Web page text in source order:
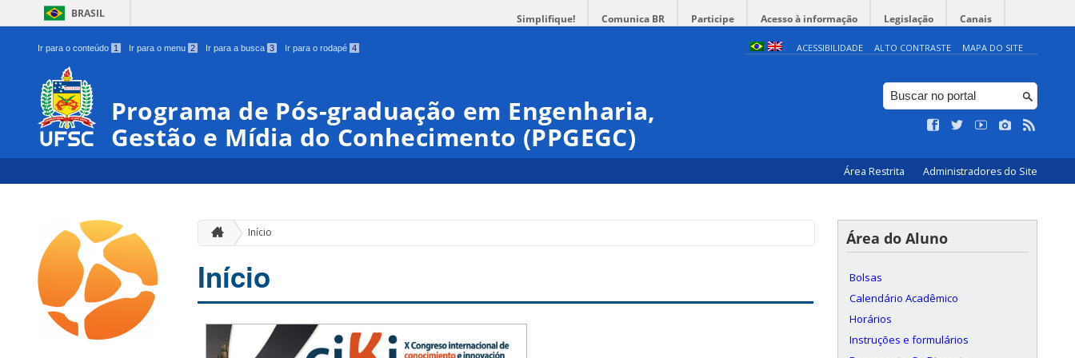
BRASIL Simplifique! Comunica BR Participe Acesso à informação Legislação Canais
Ir para o conteúdo 1 Ir para o menu 2 Ir para a busca 3 Ir para o rodapé 4 ACESSIBILIDADE ALTO CONTRASTE MAPA DO SITE
Programa de Pós-graduação em Engenharia,
Gestão e Mídia do Conhecimento (PPGEGC)
Área Restrita Administradores do Site
Início
Início
Área do Aluno
Bolsas
Calendário Acadêmico
Horários
Instruções e formulários